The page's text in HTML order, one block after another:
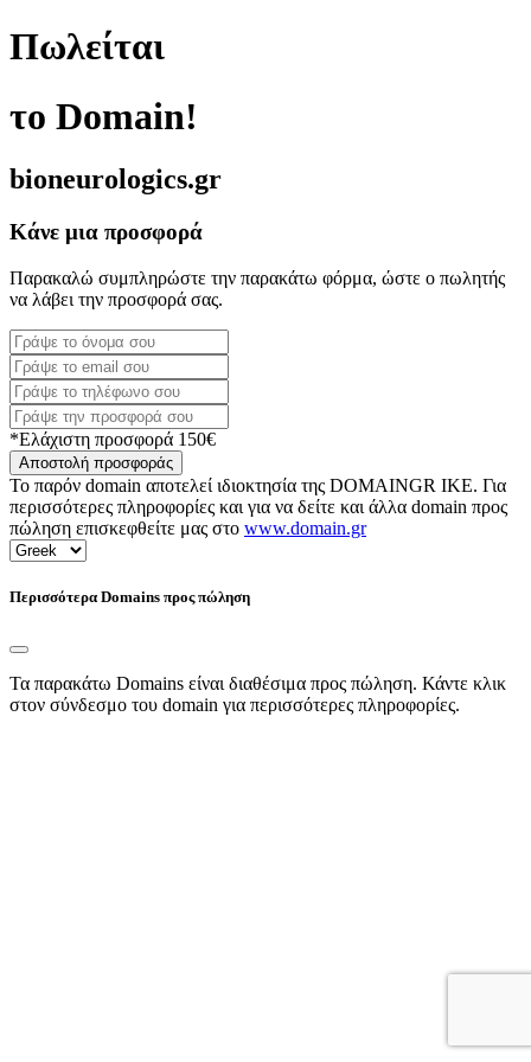
Πωλείται
το Domain!
bioneurologics.gr
Κάνε μια προσφορά
Παρακαλώ συμπληρώστε την παρακάτω φόρμα, ώστε ο πωλητής
να λάβει την προσφορά σας.
*Ελάχιστη προσφορά 150€
Αποστολή προσφοράς
Το παρόν domain αποτελεί ιδιοκτησία της DOMAINGR ΙΚΕ. Για
περισσότερες πληροφορίες και για να δείτε και άλλα domain προς
πώληση επισκεφθείτε μας στο www.domain.gr
Περισσότερα Domains προς πώληση
Τα παρακάτω Domains είναι διαθέσιμα προς πώληση. Κάντε κλικ
στον σύνδεσμο του domain για περισσότερες πληροφορίες.